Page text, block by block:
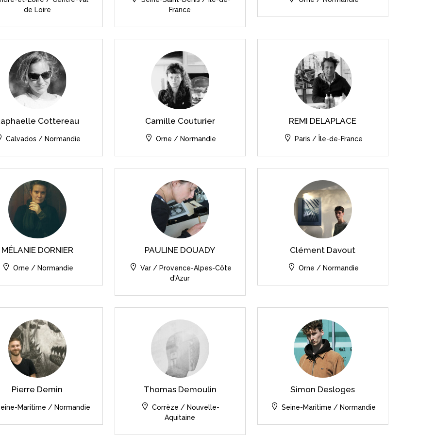
de Loire
France
Cottereau
Calvados / Normandie
Camille Couturier
Orne / Normandie
REMI DELAPLACE
Paris / Île-de-France
MÉLANIE DORNIER
Orne / Normandie
PAULINE DOUADY
Var / Provence-Alpes-Côte
d'Azur
Clément Davout
Orne / Normandie
Pierre Demin
Maritime / Normandie
Thomas Demoulin
Corrèze / Nouvelle-
Aquitaine
Simon Desloges
Seine-Maritime / Normandie